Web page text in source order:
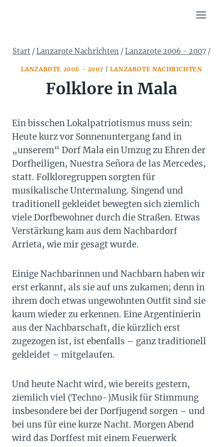
Start /Lanzarote Nachrichten /Lanzarote 2006 - 2007 /
LANZAROTE 2006 - 2007 LANZAROTE NACHRICHTEN
Folklore in Mala
Ein bisschen Lokalpatriotismus muss sein:
Heute kurz vor Sonnenuntergang fand in
„unserem“ Dorf Mala ein Umzug zu Ehren der
Dorfheiligen, Nuestra Señora de las Mercedes,
statt. Folkloregruppen sorgten für
musikalische Untermalung. Singend und
traditionell gekleidet bewegten sich ziemlich
viele Dorfbewohner durch die Straßen. Etwas
Verstärkung kam aus dem Nachbardorf
Arrieta, wie mir gesagt wurde.
Einige Nachbarinnen und Nachbarn haben wir
erst erkannt, als sie auf uns zukamen; denn in
ihrem doch etwas ungewohnten Outfit sind sie
kaum wieder zu erkennen. Eine Argentinierin
aus der Nachbarschaft, die kürzlich erst
zugezogen ist, ist ebenfalls – ganz traditionell
gekleidet – mitgelaufen.
Und heute Nacht wird, wie bereits gestern,
ziemlich viel (Techno-)Musik für Stimmung
insbesondere bei der Dorfjugend sorgen – und
bei uns für eine kurze Nacht. Morgen Abend
wird das Dorffest mit einem Feuerwerk